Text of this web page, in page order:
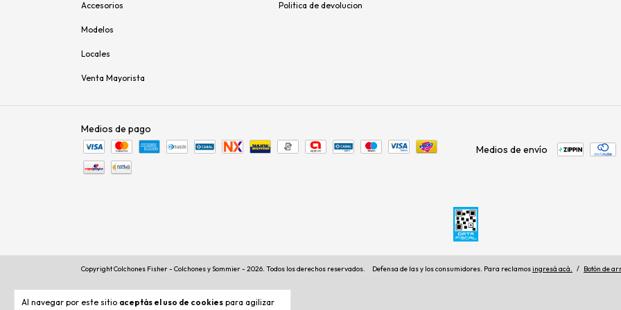
Al navegar por este sitio aceptás el uso de cookies para agilizar
Accesorios
Modelos
Locales
Venta Mayorista
Politica de devolucion
Medios de pago
Medios de envío
Copyright Colchones Fisher - Colchones y Sommier - 2026. Todos los derechos reservados. Defensa de las y los consumidores. Para reclamosingresá acá. / Botón de